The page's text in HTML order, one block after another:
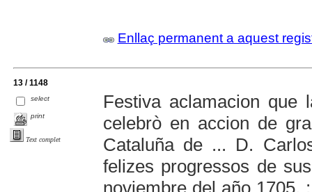
Enllaç permanent a aquest
13 / 1148
select
print
Text complet
Festiva aclamacion
celebrò en accion de
Cataluña de ... D.
felizes progressos de